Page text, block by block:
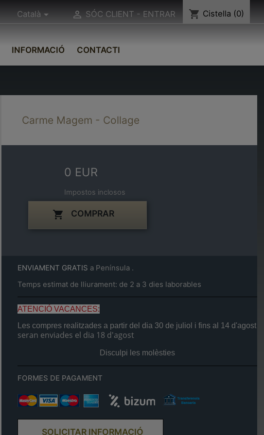
Català  SÓC CLIENT - ENTRAR shopping_cart Cistella (0)
INFORMACIÓ CONTACTI
Carme Magem - Collage
0 EUR
Impostos inclosos
 COMPRAR
ENVIAMENT GRATIS a Península .
Temps estimat de lliurament: de 2 a 3 dies laborables
ATENCIÓ VACANCES:
Les compres realitzades a partir del dia 30 de juliol i fins al 14 d'agost
seran enviades el dia 18 d'agost
Disculpi les molèsties
FORMES DE PAGAMENT
SOLICITAR INFORMACIÓ